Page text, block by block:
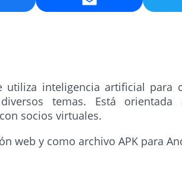
Email
inteligencia artificial para
temas. Está
socios virtuales.
web y como archivo APK para